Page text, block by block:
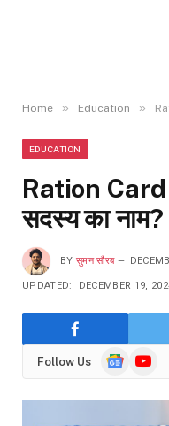
Home » Education »
EDUCATION
Ration
सदस्य का
BY सुमन सौरब
UPDATED: DECEMBER 19,
Follow Us
Google